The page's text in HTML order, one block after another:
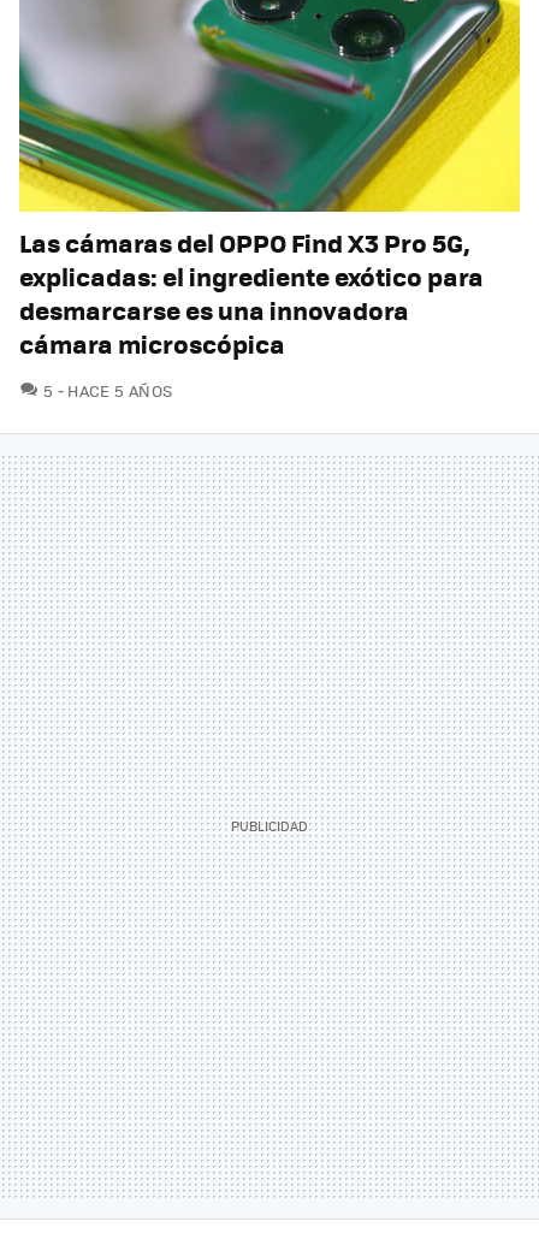
Las cámaras del OPPO Find X3 Pro 5G,
explicadas: el ingrediente exótico para
desmarcarse es una innovadora
cámara microscópica
5 COMENTARIOS
HACE 5 AÑOS